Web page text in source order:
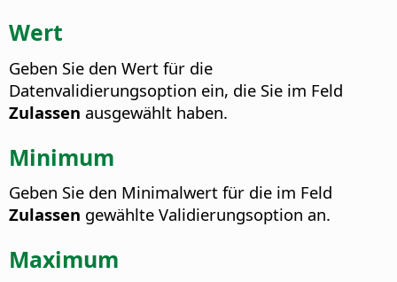
Wert
Geben Sie den Wert für die
Datenvalidierungsoption ein, die Sie im Feld
Zulassen ausgewählt haben.
Minimum
Geben Sie den Minimalwert für die im Feld
Zulassen gewählte Validierungsoption an.
Maximum